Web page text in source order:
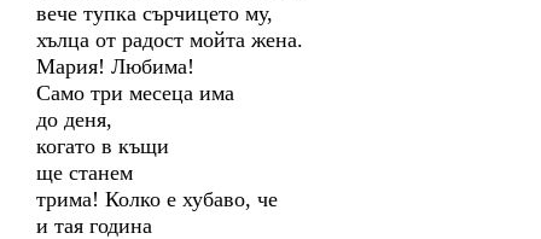
вече тупка сърчицето му,
хълца от радост мойта жена.
Мария! Любима!
Само три месеца има
до деня,
когато в къщи
ще станем
трима! Колко е хубаво, че
и тая година